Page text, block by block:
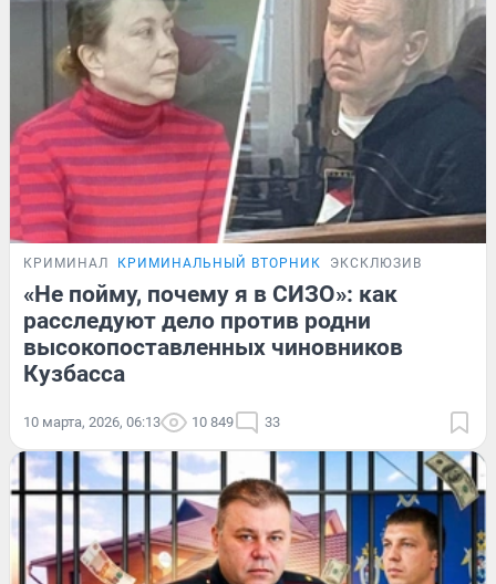
КРИМИНАЛ КРИМИНАЛЬНЫЙ ВТОРНИК ЭКСКЛЮЗИВ
«Не пойму, почему я в СИЗО»: как
расследуют дело против родни
высокопоставленных чиновников
Кузбасса
10 марта, 2026, 06:13 10 849 33